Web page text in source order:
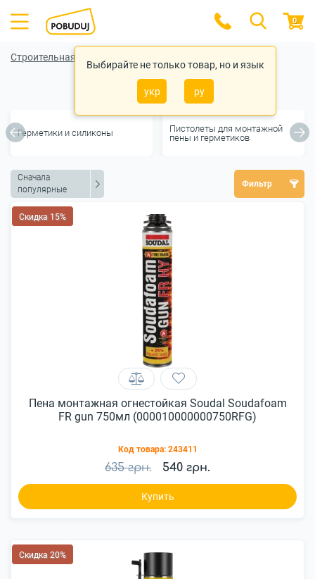
Выбирайте не только товар, но и язык
укр ру
0
Строительная химия
Монтажная пена
Герметики и силиконы
Пистолеты для монтажной
пены и герметиков
Сначала
популярные
Фильтр
Скидка 15%
Пена монтажная огнестойкая Soudal Soudafoam
FR gun 750мл (000010000000750RFG)
Код товара: 243411
635 грн. 540 грн.
Купить
Скидка 20%